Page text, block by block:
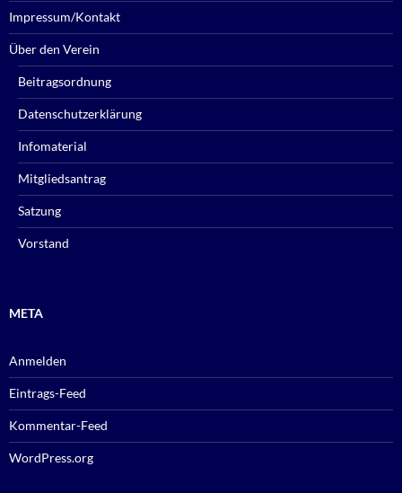
Impressum/Kontakt
Über den Verein
Beitragsordnung
Datenschutzerklärung
Infomaterial
Mitgliedsantrag
Satzung
Vorstand
META
Anmelden
Eintrags-Feed
Kommentar-Feed
WordPress.org